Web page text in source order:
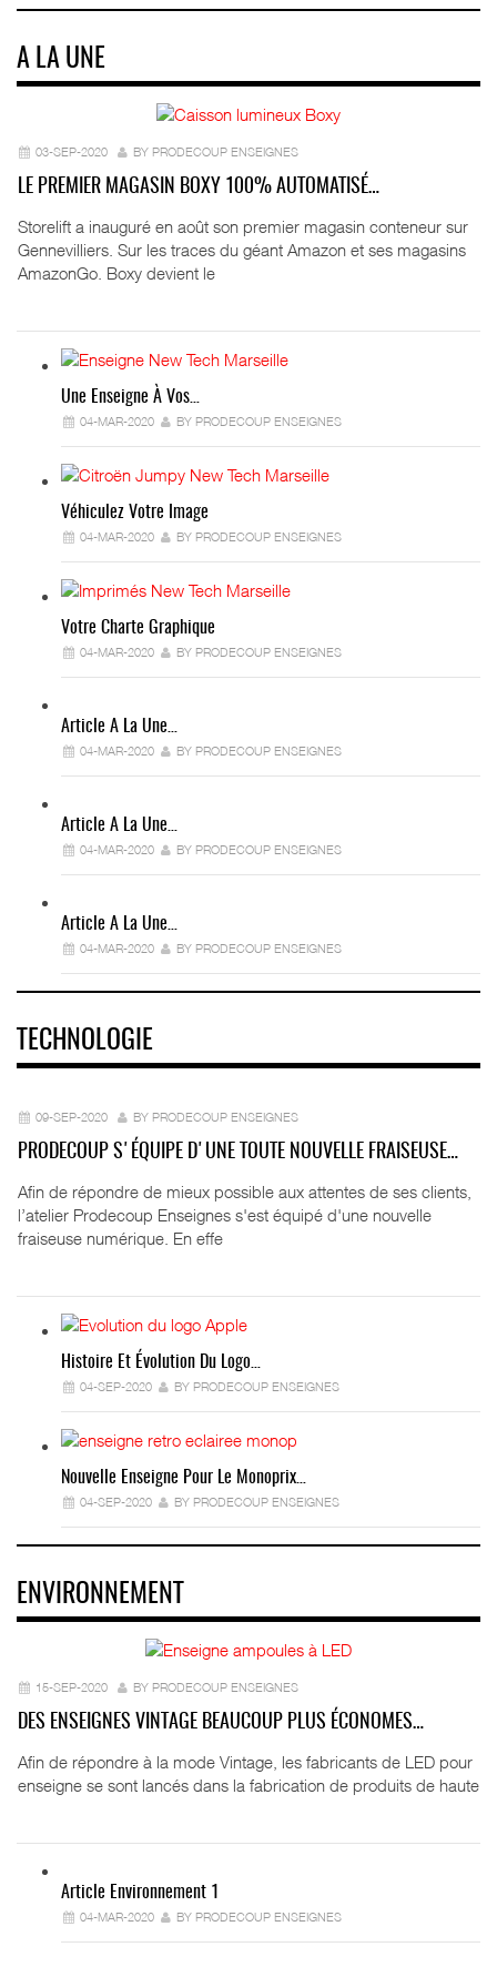
A LA UNE
03-SEP-2020 BY PRODECOUP ENSEIGNES
LE PREMIER MAGASIN BOXY 100% AUTOMATISÉ…
Storelift a inauguré en août son premier magasin conteneur sur
Gennevilliers. Sur les traces du géant Amazon et ses magasins
AmazonGo. Boxy devient le
Une Enseigne À Vos…
04-MAR-2020 BY PRODECOUP ENSEIGNES
Véhiculez Votre Image
04-MAR-2020 BY PRODECOUP ENSEIGNES
Votre Charte Graphique
04-MAR-2020 BY PRODECOUP ENSEIGNES
Article A La Une…
04-MAR-2020 BY PRODECOUP ENSEIGNES
Article A La Une…
04-MAR-2020 BY PRODECOUP ENSEIGNES
Article A La Une…
04-MAR-2020 BY PRODECOUP ENSEIGNES
TECHNOLOGIE
09-SEP-2020 BY PRODECOUP ENSEIGNES
PRODECOUP S'ÉQUIPE D'UNE TOUTE NOUVELLE FRAISEUSE…
Afin de répondre de mieux possible aux attentes de ses clients,
l’atelier Prodecoup Enseignes s'est équipé d'une nouvelle
fraiseuse numérique. En effe
Histoire Et Évolution Du Logo…
04-SEP-2020 BY PRODECOUP ENSEIGNES
Nouvelle Enseigne Pour Le Monoprix…
04-SEP-2020 BY PRODECOUP ENSEIGNES
ENVIRONNEMENT
15-SEP-2020 BY PRODECOUP ENSEIGNES
DES ENSEIGNES VINTAGE BEAUCOUP PLUS ÉCONOMES…
Afin de répondre à la mode Vintage, les fabricants de LED pour
enseigne se sont lancés dans la fabrication de produits de haute
Article Environnement 1
04-MAR-2020 BY PRODECOUP ENSEIGNES